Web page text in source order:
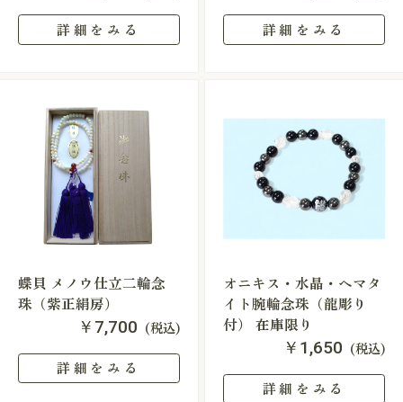
詳細をみる 詳細をみる
蝶貝 メノウ仕立二輪念
珠（紫正絹房）
￥7,700 (税込)
詳細をみる
オニキス・水晶・ヘマタ
イト腕輪念珠（龍彫り
付） 在庫限り
￥1,650 (税込)
詳細をみる